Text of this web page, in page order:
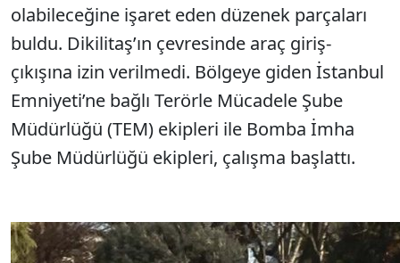
olabileceğine işaret eden düzenek parçaları
buldu. Dikilitaş’ın çevresinde araç giriş-
çıkışına izin verilmedi. Bölgeye giden İstanbul
Emniyeti’ne bağlı Terörle Mücadele Şube
Müdürlüğü (TEM) ekipleri ile Bomba İmha
Şube Müdürlüğü ekipleri, çalışma başlattı.